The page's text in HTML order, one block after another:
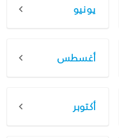
يونيو
أغسطس
أكتوبر